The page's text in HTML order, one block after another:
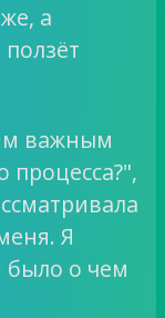
а
важным
процесса?",
Я
было о чем